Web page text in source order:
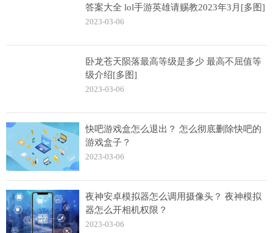
答案大全 lol手游英雄请赐教2023年3月[多图]
2023-03-06
卧龙苍天陨落最高等级是多少 最高不屈值等
级介绍[多图]
2023-03-06
快吧游戏盒怎么退出？ 怎么彻底删除快吧的
游戏盒子？
2023-03-06
夜神安卓模拟器怎么调用摄像头？ 夜神模拟
器怎么开相机权限？
2023-03-06